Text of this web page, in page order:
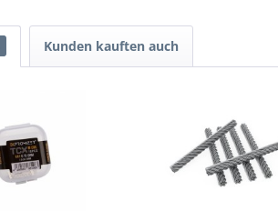
Kunden kauften auch